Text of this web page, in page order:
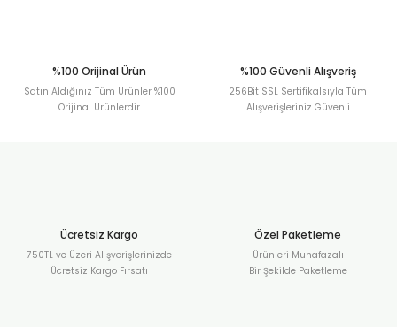
%100 Orijinal Ürün
Satın Aldığınız Tüm Ürünler %100
Orijinal Ürünlerdir
%100 Güvenli Alışveriş
256Bit SSL Sertifikalsıyla Tüm
Alışverişleriniz Güvenli
Ücretsiz Kargo
750TL ve Üzeri Alışverişlerinizde
Ücretsiz Kargo Fırsatı
Özel Paketleme
Ürünleri Muhafazalı
Bir Şekilde Paketleme